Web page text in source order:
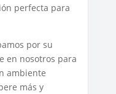
perfecta para
por su
en nosotros para
ambiente
más y